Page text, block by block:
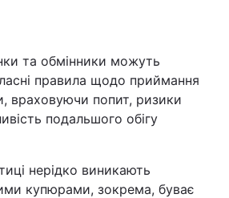
та обмінники можуть
правила щодо приймання
враховуючи попит, ризики
подальшого обігу
нерідко виникають
купюрами, зокрема, буває